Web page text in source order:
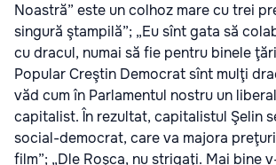
Noastră” este un colhoz mare cu trei
singură ştampilă”; „Eu sînt gata să
cu dracul, numai să fie pentru binele
Popular Creştin Democrat sînt mulţi
văd cum în Parlamentul nostru un
capitalist. În rezultat, capitalistul Şelin
social-democrat, care va majora
film”; „Dle Roşca, nu strigaţi. Mai bine